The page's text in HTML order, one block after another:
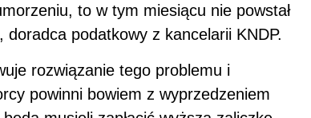
to w tym miesiącu nie powstał
doradca podatkowy z kancelarii KNDP.
rozwiązanie tego problemu i
powinni bowiem z wyprzedzeniem